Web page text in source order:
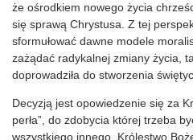
że ośrodkiem nowego życia
się sprawą Chrystusa. Z tej
sformułować dawne modele
zażądać radykalnej zmiany życia,
doprowadziła do stworzenia
Decyzją jest opowiedzenie się za
perła”, do zdobycia której trzeba
wszystkiego innego. Królestwo